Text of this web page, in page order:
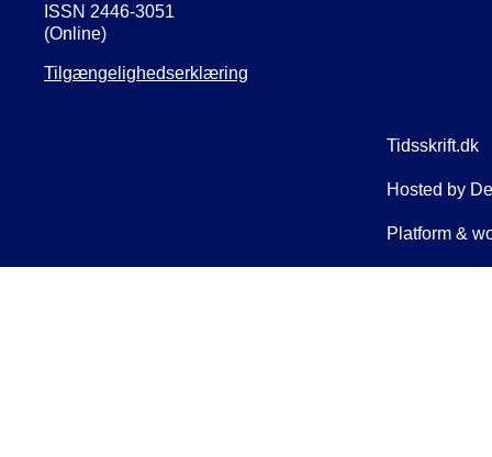
ISSN 2446-3051
(Online)
Tilgængelighedserklæring